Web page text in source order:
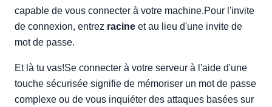
capable de vous connecter à votre machine.Pour l'invite
de connexion, entrez racine et au lieu d'une invite de
mot de passe.
Et là tu vas!Se connecter à votre serveur à l'aide d'une
touche sécurisée signifie de mémoriser un mot de passe
complexe ou de vous inquiéter des attaques basées sur